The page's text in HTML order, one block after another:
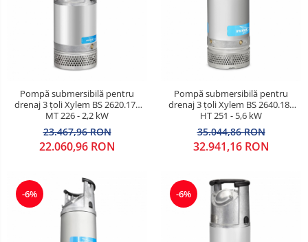
Pompă submersibilă pentru
drenaj 3 țoli Xylem BS 2620.172
MT 226 - 2,2 kW
23.467,96 RON
22.060,96 RON
Pompă submersibilă pentru
drenaj 3 țoli Xylem BS 2640.181
HT 251 - 5,6 kW
35.044,86 RON
32.941,16 RON
-6% -6%